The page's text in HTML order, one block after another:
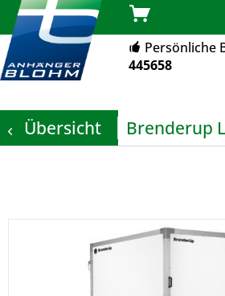
Persönliche
445658
Übersicht Brenderup